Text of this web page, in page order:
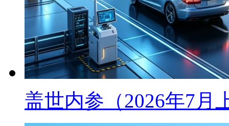
盖世内参（2026年7月